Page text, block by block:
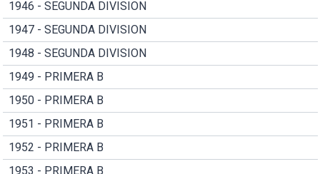
1946 - SEGUNDA DIVISION
1947 - SEGUNDA DIVISION
1948 - SEGUNDA DIVISION
1949 - PRIMERA B
1950 - PRIMERA B
1951 - PRIMERA B
1952 - PRIMERA B
1953 - PRIMERA B